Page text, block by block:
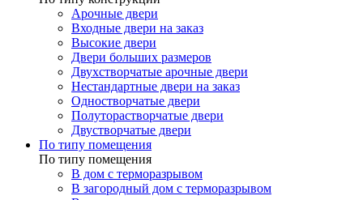
Арочные двери
Входные двери на заказ
Высокие двери
Двери больших размеров
Двухстворчатые арочные двери
Нестандартные двери на заказ
Одностворчатые двери
Полуторастворчатые двери
Двустворчатые двери
По типу помещения
По типу помещения
В дом с терморазрывом
В загородный дом с терморазрывом